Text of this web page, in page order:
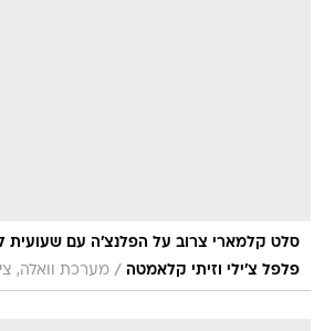
סלט קלמארי צרוב על הפלנצ'ה עם שעועית
פלפל צ'ילי וזיתי קלאמטה / מערכת וואלה,